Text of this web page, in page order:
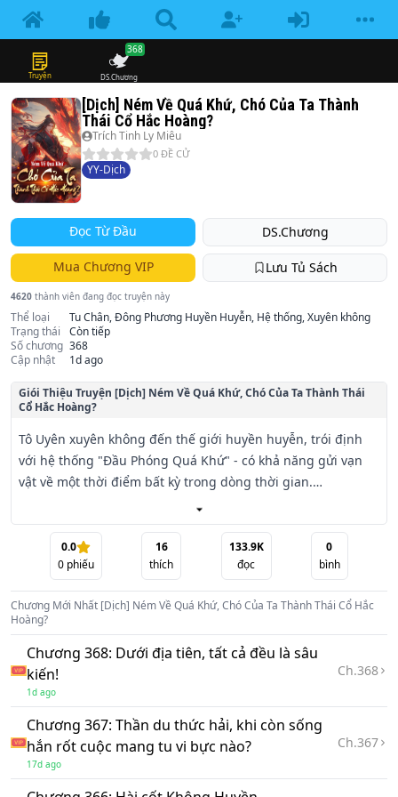
Truyện DS.Chương
368
[Dịch] Ném Về Quá Khứ, Chó Của Ta Thành
Thái Cổ Hắc Hoàng?
Trích Tinh Ly Miêu
0 ĐỀ CỬ
YY-Dịch
Đọc Từ Đầu DS.Chương
Mua Chương VIP Lưu Tủ Sách
4620 thành viên đang đọc truyện này
Thể loại
Tu Chân, Đông Phương Huyền Huyễn, Hệ thống, Xuyên không
Trạng thái
Còn tiếp
Số chương 368
Cập nhật
1d ago
Giói Thiệu Truyện [Dịch] Ném Về Quá Khứ, Chó Của Ta Thành Thái
Cổ Hắc Hoàng?
Tô Uyên xuyên không đến thế giới huyền huyễn, trói định
với hệ thống "Đầu Phóng Quá Khứ" - có khả năng gửi vạn
vật về một thời điểm bất kỳ trong dòng thời gian.
Hắn đảo mắt, khóa chặt mục tiêu vào chú chó Tiểu Hắc
đang gặm xương ngay trước mặt, quyết định dùng thú
cưng của mình để làm thí nghiệm đầu tiên.
【 Thời điểm đầu phóng: Kỷ nguyên Hắc Ám mười vạn năm
trước. 】
【 Đối tượng đầu phóng: Chó mực (Tiểu Hắc). 】
【 Mười vạn năm trước: Chú chó của ngươi xuất hiện tại kỷ
nguyên Hắc Ám thời Thượng Cổ. Hoàn toàn không có chút
tu vi nào, nó chỉ có thể thoi thóp kéo dài hơi tàn. Tình cờ,
nó liếm được một giọt tinh huyết của Hoang thú, huyết
mạch lột xác, chính thức có được năng lực tu hành. 】
0.0
0 phiếu
16
thích
133.9K
đọc
0
bình
Chương Mới Nhất [Dịch] Ném Về Quá Khứ, Chó Của Ta Thành Thái Cổ Hắc
Hoàng?
Chương 368: Dưới địa tiên, tất cả đều là sâu
kiến!
1d ago
Ch.368
Chương 367: Thần du thức hải, khi còn sống
hắn rốt cuộc mang tu vi bực nào?
17d ago
Ch.367